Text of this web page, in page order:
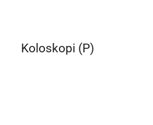
Koloskopi (P)